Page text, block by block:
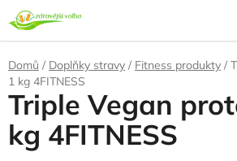
Přejít
na
obsah
Domů / Doplňky stravy / Fitness produkty /
1 kg 4FITNESS
Triple Vegan
kg 4FITNESS